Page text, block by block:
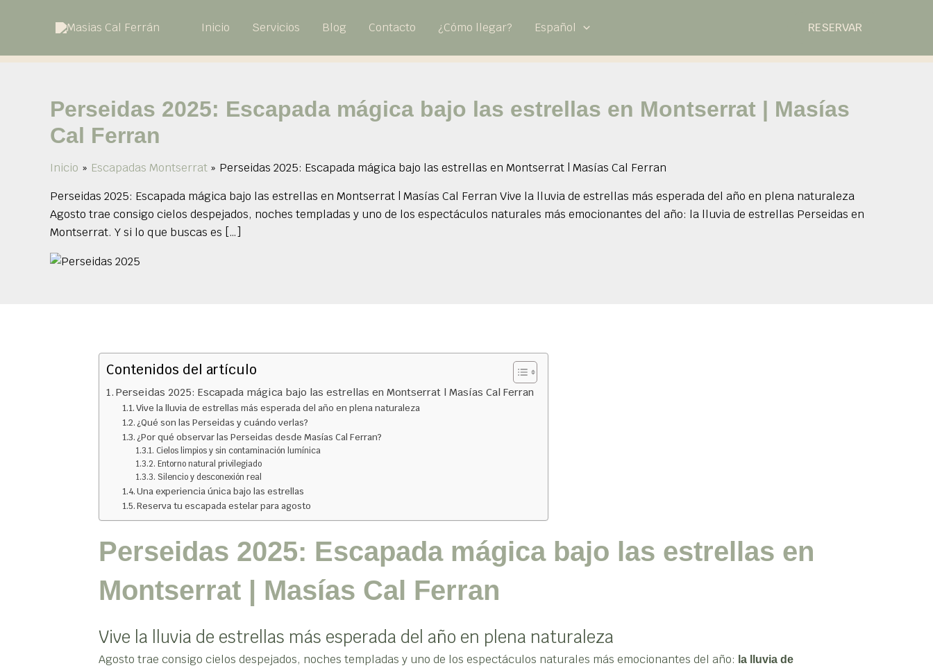
Inicio Servicios Blog Contacto ¿Cómo llegar? Español RESERVAR
Perseidas 2025: Escapada mágica bajo las estrellas en Montserrat | Masías
Cal Ferran
Inicio Escapadas Montserrat
Perseidas 2025: Escapada mágica bajo las estrellas en Montserrat | Masías Cal Ferran
Perseidas 2025: Escapada mágica bajo las estrellas en Montserrat | Masías Cal Ferran Vive la lluvia de estrellas más esperada del año en plena naturaleza
Agosto trae consigo cielos despejados, noches templadas y uno de los espectáculos naturales más emocionantes del año: la lluvia de estrellas Perseidas en
Montserrat. Y si lo que buscas es […]
Contenidos del artículo
Perseidas 2025: Escapada mágica bajo las estrellas en Montserrat | Masías Cal Ferran
Vive la lluvia de estrellas más esperada del año en plena naturaleza
¿Qué son las Perseidas y cuándo verlas?
¿Por qué observar las Perseidas desde Masías Cal Ferran?
Cielos limpios y sin contaminación lumínica
Entorno natural privilegiado
Silencio y desconexión real
Una experiencia única bajo las estrellas
Reserva tu escapada estelar para agosto
Perseidas 2025: Escapada mágica bajo las estrellas en
Montserrat | Masías Cal Ferran
Vive la lluvia de estrellas más esperada del año en plena naturaleza
Agosto trae consigo cielos despejados, noches templadas y uno de los espectáculos naturales más emocionantes del año: la lluvia de